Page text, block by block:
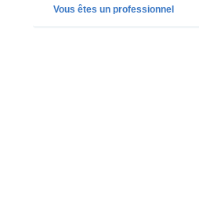
Vous êtes un professionnel